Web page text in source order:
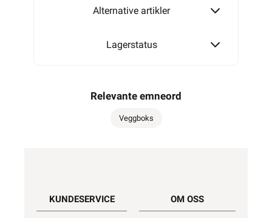
Alternative artikler
Lagerstatus
Relevante emneord
Veggboks
KUNDESERVICE OM OSS